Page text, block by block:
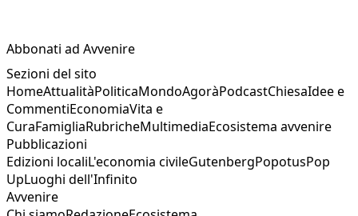
Abbonati ad Avvenire
Sezioni del sito
HomeAttualitàPoliticaMondoAgoràPodcastChiesaIdee e
CommentiEconomiaVita e
CuraFamigliaRubricheMultimediaEcosistema avvenire
Pubblicazioni
Edizioni localiL'economia civileGutenbergPopotusPop
UpLuoghi dell'Infinito
Avvenire